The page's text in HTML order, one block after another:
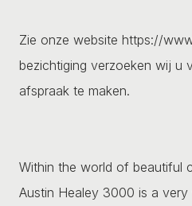
Zie onze website https://
bezichtiging verzoeken wij u
afspraak te maken.
Within the world of beautiful
Austin Healey 3000 is a